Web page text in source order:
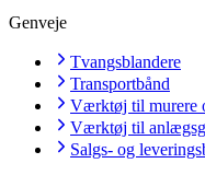
Genveje
Tvangsblandere
Transportbånd
Værktøj til murere
Værktøj til
Salgs- og